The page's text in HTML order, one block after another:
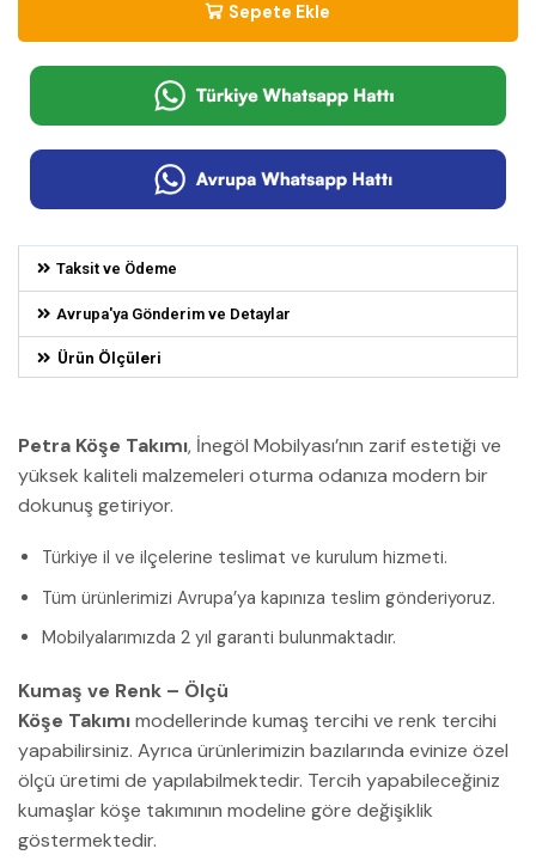
Sepete Ekle
Taksit ve Ödeme
Avrupa'ya Gönderim ve Detaylar
Ürün Ölçüleri
Petra Köşe Takımı, İnegöl Mobilyası’nın zarif estetiği ve
yüksek kaliteli malzemeleri oturma odanıza modern bir
dokunuş getiriyor.
Türkiye il ve ilçelerine teslimat ve kurulum hizmeti.
Tüm ürünlerimizi Avrupa’ya kapınıza teslim gönderiyoruz.
Mobilyalarımızda 2 yıl garanti bulunmaktadır.
Kumaş ve Renk – Ölçü
Köşe Takımımodellerinde kumaş tercihi ve renk tercihi
yapabilirsiniz. Ayrıca ürünlerimizin bazılarında evinize özel
ölçü üretimi de yapılabilmektedir. Tercih yapabileceğiniz
kumaşlar köşe takımının modeline göre değişiklik
göstermektedir.